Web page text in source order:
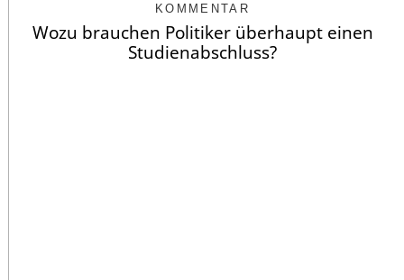
KOMMENTAR
Wozu brauchen Politiker überhaupt einen
Studienabschluss?